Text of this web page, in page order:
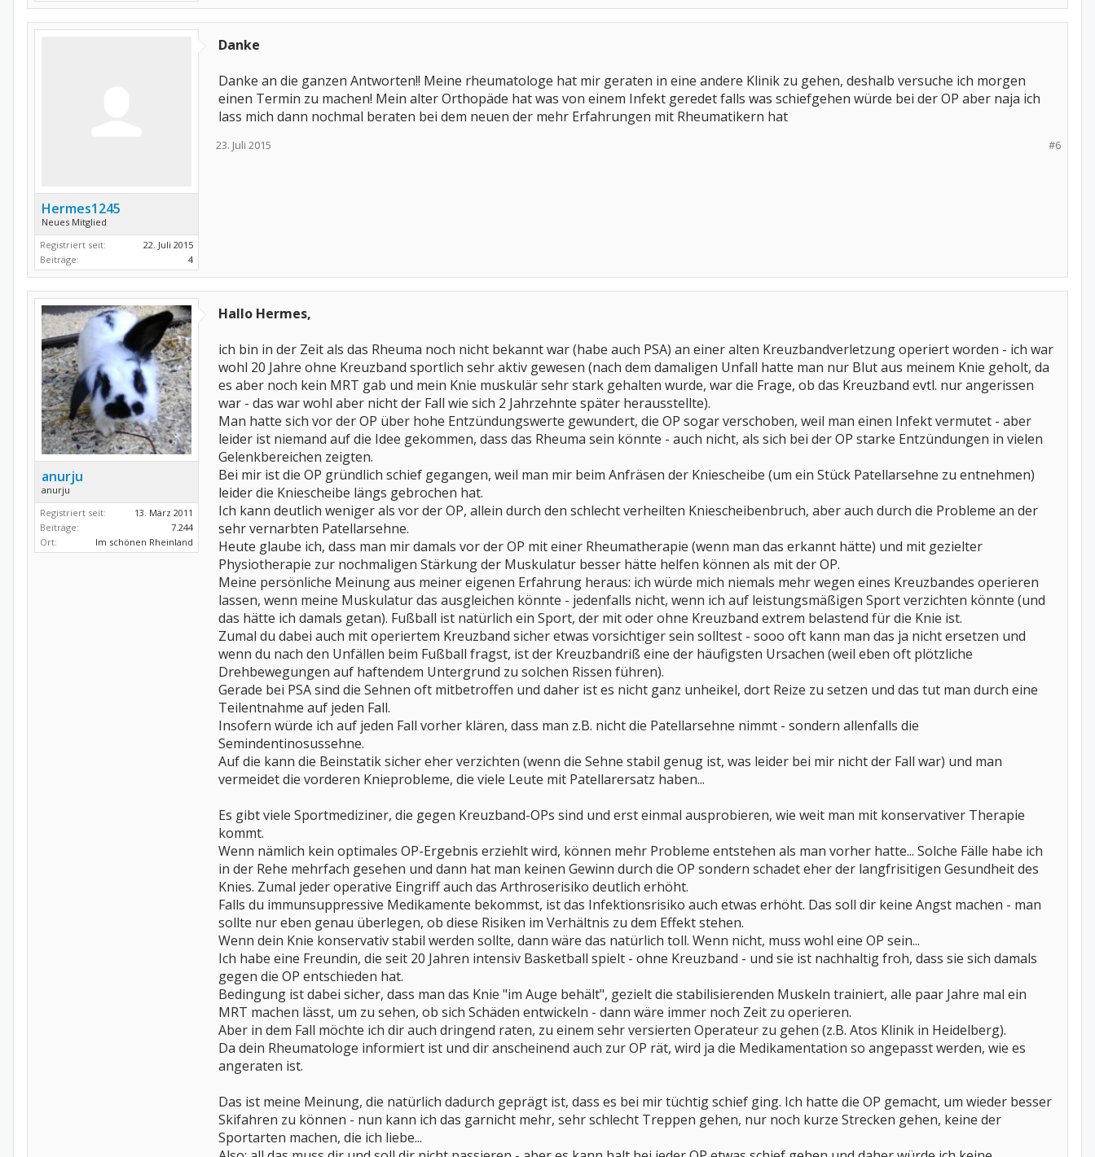
Hermes1245
Neues Mitglied
Registriert seit:
22. Juli 2015
Beiträge:
4
Danke
Danke an die ganzen Antworten!! Meine rheumatologe hat mir geraten in eine andere Klinik zu gehen, deshalb versuche ich morgen
einen Termin zu machen! Mein alter Orthopäde hat was von einem Infekt geredet falls was schiefgehen würde bei der OP aber naja ich
lass mich dann nochmal beraten bei dem neuen der mehr Erfahrungen mit Rheumatikern hat
#6
23. Juli 2015
anurju
anurju
Registriert seit:
13. März 2011
Beiträge:
7.244
Ort:
Im schönen Rheinland
Hallo Hermes,
ich bin in der Zeit als das Rheuma noch nicht bekannt war (habe auch PSA) an einer alten Kreuzbandverletzung operiert worden - ich war
wohl 20 Jahre ohne Kreuzband sportlich sehr aktiv gewesen (nach dem damaligen Unfall hatte man nur Blut aus meinem Knie geholt, da
es aber noch kein MRT gab und mein Knie muskulär sehr stark gehalten wurde, war die Frage, ob das Kreuzband evtl. nur angerissen
war - das war wohl aber nicht der Fall wie sich 2 Jahrzehnte später herausstellte).
Man hatte sich vor der OP über hohe Entzündungswerte gewundert, die OP sogar verschoben, weil man einen Infekt vermutet - aber
leider ist niemand auf die Idee gekommen, dass das Rheuma sein könnte - auch nicht, als sich bei der OP starke Entzündungen in vielen
Gelenkbereichen zeigten.
Bei mir ist die OP gründlich schief gegangen, weil man mir beim Anfräsen der Kniescheibe (um ein Stück Patellarsehne zu entnehmen)
leider die Kniescheibe längs gebrochen hat.
Ich kann deutlich weniger als vor der OP, allein durch den schlecht verheilten Kniescheibenbruch, aber auch durch die Probleme an der
sehr vernarbten Patellarsehne.
Heute glaube ich, dass man mir damals vor der OP mit einer Rheumatherapie (wenn man das erkannt hätte) und mit gezielter
Physiotherapie zur nochmaligen Stärkung der Muskulatur besser hätte helfen können als mit der OP.
Meine persönliche Meinung aus meiner eigenen Erfahrung heraus: ich würde mich niemals mehr wegen eines Kreuzbandes operieren
lassen, wenn meine Muskulatur das ausgleichen könnte - jedenfalls nicht, wenn ich auf leistungsmäßigen Sport verzichten könnte (und
das hätte ich damals getan). Fußball ist natürlich ein Sport, der mit oder ohne Kreuzband extrem belastend für die Knie ist.
Zumal du dabei auch mit operiertem Kreuzband sicher etwas vorsichtiger sein solltest - sooo oft kann man das ja nicht ersetzen und
wenn du nach den Unfällen beim Fußball fragst, ist der Kreuzbandriß eine der häufigsten Ursachen (weil eben oft plötzliche
Drehbewegungen auf haftendem Untergrund zu solchen Rissen führen).
Gerade bei PSA sind die Sehnen oft mitbetroffen und daher ist es nicht ganz unheikel, dort Reize zu setzen und das tut man durch eine
Teilentnahme auf jeden Fall.
Insofern würde ich auf jeden Fall vorher klären, dass man z.B. nicht die Patellarsehne nimmt - sondern allenfalls die
Semindentinosussehne.
Auf die kann die Beinstatik sicher eher verzichten (wenn die Sehne stabil genug ist, was leider bei mir nicht der Fall war) und man
vermeidet die vorderen Knieprobleme, die viele Leute mit Patellarersatz haben...
Es gibt viele Sportmediziner, die gegen Kreuzband-OPs sind und erst einmal ausprobieren, wie weit man mit konservativer Therapie
kommt.
Wenn nämlich kein optimales OP-Ergebnis erziehlt wird, können mehr Probleme entstehen als man vorher hatte... Solche Fälle habe ich
in der Rehe mehrfach gesehen und dann hat man keinen Gewinn durch die OP sondern schadet eher der langfrisitigen Gesundheit des
Knies. Zumal jeder operative Eingriff auch das Arthroserisiko deutlich erhöht.
Falls du immunsuppressive Medikamente bekommst, ist das Infektionsrisiko auch etwas erhöht. Das soll dir keine Angst machen - man
sollte nur eben genau überlegen, ob diese Risiken im Verhältnis zu dem Effekt stehen.
Wenn dein Knie konservativ stabil werden sollte, dann wäre das natürlich toll. Wenn nicht, muss wohl eine OP sein...
Ich habe eine Freundin, die seit 20 Jahren intensiv Basketball spielt - ohne Kreuzband - und sie ist nachhaltig froh, dass sie sich damals
gegen die OP entschieden hat.
Bedingung ist dabei sicher, dass man das Knie "im Auge behält", gezielt die stabilisierenden Muskeln trainiert, alle paar Jahre mal ein
MRT machen lässt, um zu sehen, ob sich Schäden entwickeln - dann wäre immer noch Zeit zu operieren.
Aber in dem Fall möchte ich dir auch dringend raten, zu einem sehr versierten Operateur zu gehen (z.B. Atos Klinik in Heidelberg).
Da dein Rheumatologe informiert ist und dir anscheinend auch zur OP rät, wird ja die Medikamentation so angepasst werden, wie es
angeraten ist.
Das ist meine Meinung, die natürlich dadurch geprägt ist, dass es bei mir tüchtig schief ging. Ich hatte die OP gemacht, um wieder besser
Skifahren zu können - nun kann ich das garnicht mehr, sehr schlecht Treppen gehen, nur noch kurze Strecken gehen, keine der
Sportarten machen, die ich liebe...